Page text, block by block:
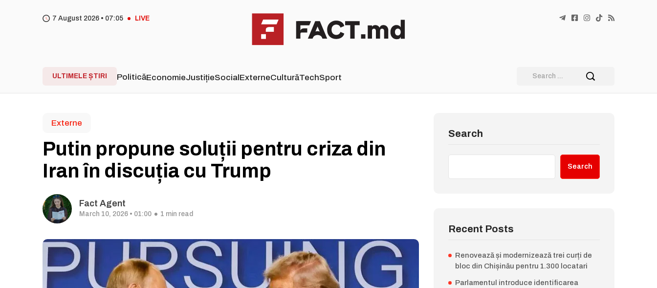
7 August 2026 • 07 05 LIVE
ULTIMELE ȘTIRI PoliticăEconomieJustițieSocialExterneCulturăTechSport
Externe
Putin propune soluții pentru criza din
Iran în discuția cu Trump
Fact Agent
March 10, 2026 • 01:00 1 min read
Search
Search
Recent Posts
Renovează și modernizează trei curți de
bloc din Chișinău pentru 1.300 locatari
Parlamentul introduce identificarea